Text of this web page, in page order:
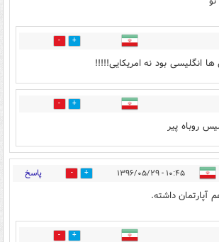
22
انگلیسی بود نه امریکایی!!!!!
14
روباه پیر
۱۰:۴۵ - ۱۳۹۶/۰۵/۲۹ 29 پاسخ
آپارتمان داشته.
15